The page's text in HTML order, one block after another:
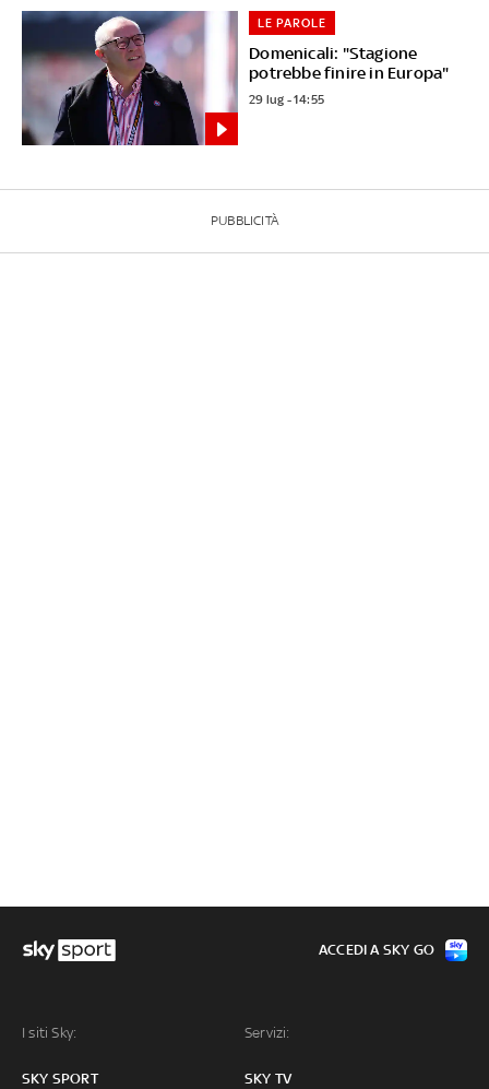
Domenicali: "Stagione
potrebbe finire in Europa"
LE PAROLE
29 lug - 14:55
PUBBLICITÀ
I siti Sky:
SKY SPORT
Servizi:
SKY TV
ACCEDI A SKY GO